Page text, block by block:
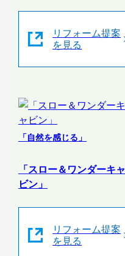
リフォーム提案
を見る
「自然を感じる」
「スロー＆ワンダーキャ
ビン」
リフォーム提案
を見る